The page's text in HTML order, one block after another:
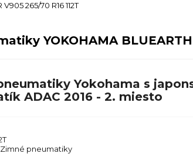
265/70 R16 112T
YOKOHAMA
Yokohama s
ADAC 2016 - 2. miesto
Zimné pneumatiky